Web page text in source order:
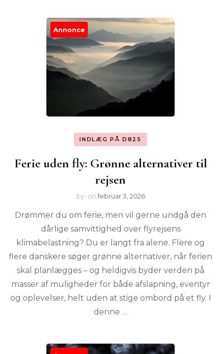
Annonce
INDLÆG PÅ D825
Ferie uden fly: Grønne alternativer til
rejsen
by onfebruar 3, 2026
Drømmer du om ferie, men vil gerne undgå den
dårlige samvittighed over flyrejsens
klimabelastning? Du er langt fra alene. Flere og
flere danskere søger grønne alternativer, når ferien
skal planlægges – og heldigvis byder verden på
masser af muligheder for både afslapning, eventyr
og oplevelser, helt uden at stige ombord på et fly. I
denne …